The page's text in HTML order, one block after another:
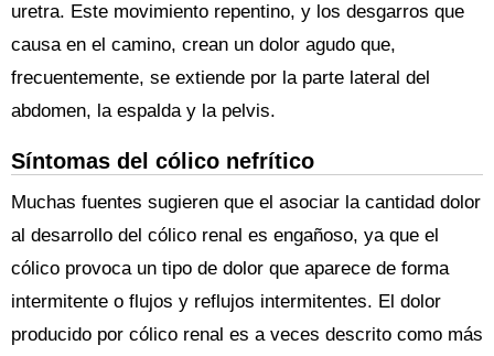
uretra. Este movimiento repentino, y los desgarros que
causa en el camino, crean un dolor agudo que,
frecuentemente, se extiende por la parte lateral del
abdomen, la espalda y la pelvis.
Síntomas del cólico nefrítico
Muchas fuentes sugieren que el asociar la cantidad dolor
al desarrollo del cólico renal es engañoso, ya que el
cólico provoca un tipo de dolor que aparece de forma
intermitente o flujos y reflujos intermitentes. El dolor
producido por cólico renal es a veces descrito como más